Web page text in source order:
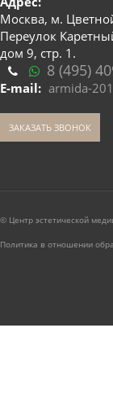
Москва, м.
Переулок
дом 9, стр. 1.
8 (495)
E-mail: armida-
ЗАКАЗАТЬ ЗВОНОК
© Центр эстетической
Политика в отношении